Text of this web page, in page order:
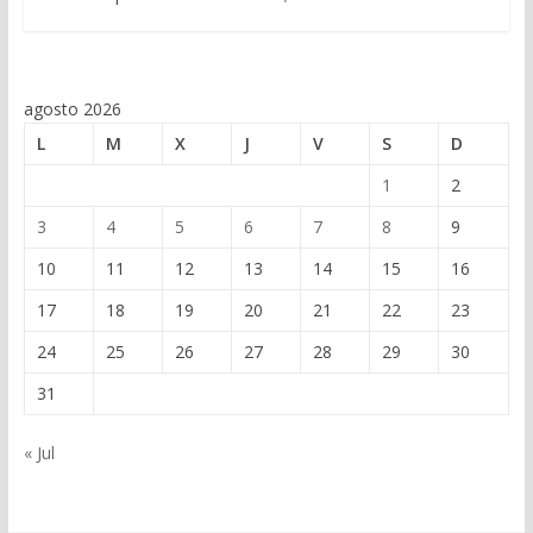
agosto 2026
L
M X J V S
D
1
2
3
4 5 6 7 8
9
10
11 12 13 14 15
16
17
18 19 20 21 22
23
24
25 26 27 28 29
30
31
« Jul